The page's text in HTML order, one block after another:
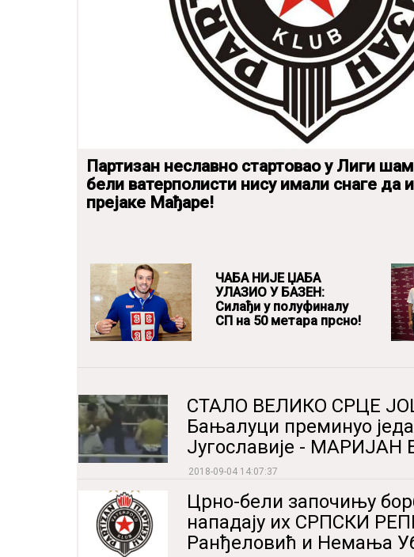
Партизан неславно стартовао у Лиги
бели ватерполисти нису имали снаге да
прејаке Мађаре!
ЧАБА НИЈЕ ЏАБА
УЛАЗИО У БАЗЕН:
Силађи у полуфиналу
СП на 50 метара прсно!
СТАЛО ВЕЛИКО СРЦЕ
Бањалуци преминуо
Југославије -
2018-09-04 14:07:37
Црно-бели започињу
нападају их СРПСКИ
Ранђеловић и Немања